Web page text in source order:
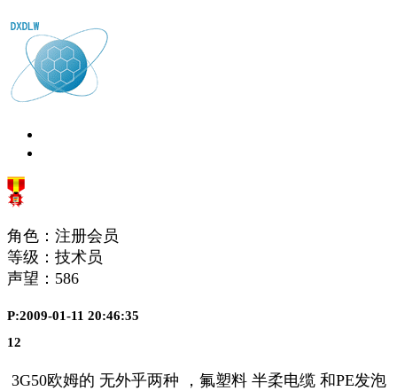
角色：注册会员
等级：技术员
声望： 586
P:2009-01-11 20:46:35
12
3G50欧姆的 无外乎两种 ，氟塑料 半柔电缆 和PE发泡